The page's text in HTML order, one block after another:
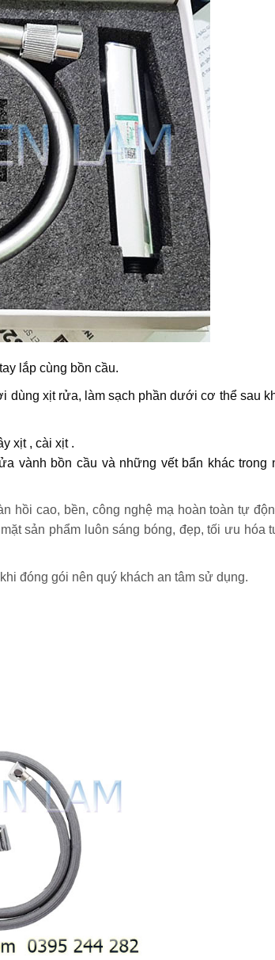
lắp cùng bồn cầu.
dùng xịt rửa, làm sạch phần dưới cơ thể sau
xịt , cài xịt .
vành bồn cầu và những vết bẩn khác trong
hồi cao, bền, công nghệ mạ hoàn toàn tự
sản phẩm luôn sáng bóng, đẹp, tối ưu hóa
đóng gói nên quý khách an tâm sử dụng.